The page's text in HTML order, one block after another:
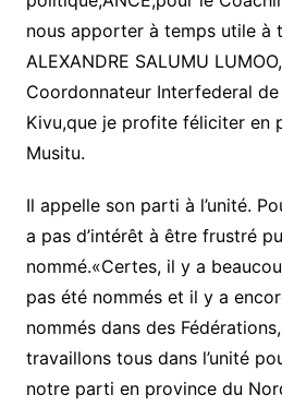
nous apporter à temps utile à
ALEXANDRE SALUMU
Coordonnateur Interfederal de
Kivu,que je profite féliciter en
Musitu.
Il appelle son parti à l’unité.
a pas d’intérêt à être frustré
nommé.«Certes, il y a
pas été nommés et il y a
nommés dans des
travaillons tous dans l’unité
notre parti en province du